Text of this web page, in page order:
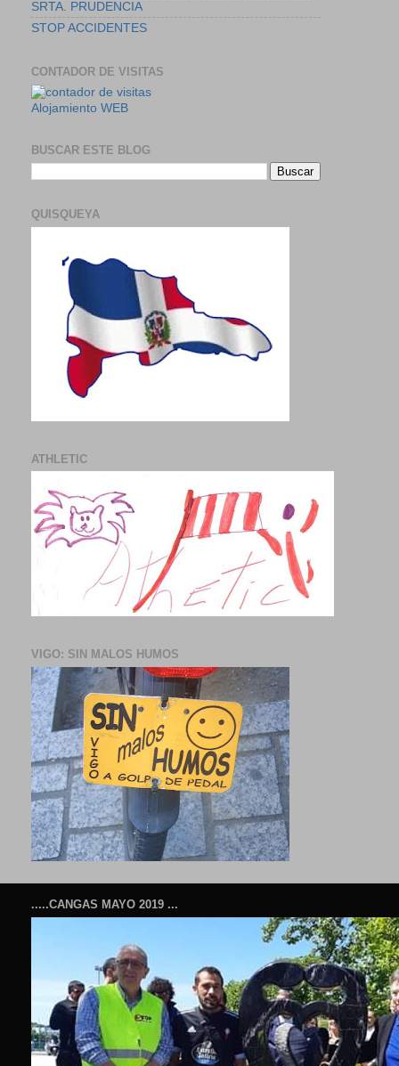
SRTA. PRUDENCIA
STOP ACCIDENTES
CONTADOR DE VISITAS
Alojamiento WEB
BUSCAR ESTE BLOG
QUISQUEYA
ATHLETIC
VIGO: SIN MALOS HUMOS
.....CANGAS MAYO 2019 ...